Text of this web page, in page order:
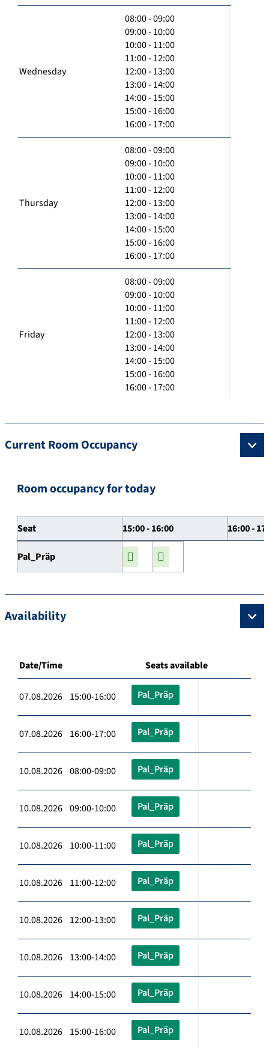
Wednesday
08:00 - 09:00
09:00 - 10:00
10:00 - 11:00
11:00 - 12:00
12:00 - 13:00
13:00 - 14:00
14:00 - 15:00
15:00 - 16:00
16:00 - 17:00
Thursday
08:00 - 09:00
09:00 - 10:00
10:00 - 11:00
11:00 - 12:00
12:00 - 13:00
13:00 - 14:00
14:00 - 15:00
15:00 - 16:00
16:00 - 17:00
Friday
08:00 - 09:00
09:00 - 10:00
10:00 - 11:00
11:00 - 12:00
12:00 - 13:00
13:00 - 14:00
14:00 - 15:00
15:00 - 16:00
16:00 - 17:00
Current Room Occupancy
Room occupancy for today
Seat 15:00 - 16:00 16:00 -
Pal_Präp
Availability
Date/Time Seats available
07.08.2026 15:00-16:00 Pal_Präp
07.08.2026 16:00-17:00 Pal_Präp
10.08.2026 08:00-09:00 Pal_Präp
10.08.2026 09:00-10:00 Pal_Präp
10.08.2026 10:00-11:00 Pal_Präp
10.08.2026 11:00-12:00 Pal_Präp
10.08.2026 12:00-13:00 Pal_Präp
10.08.2026 13:00-14:00 Pal_Präp
10.08.2026 14:00-15:00 Pal_Präp
10.08.2026 15:00-16:00 Pal_Präp